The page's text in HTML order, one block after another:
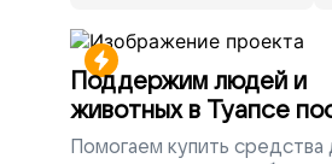
Поддержим людей и
животных в Туапсе
разлива мазута
Помогаем купить средства